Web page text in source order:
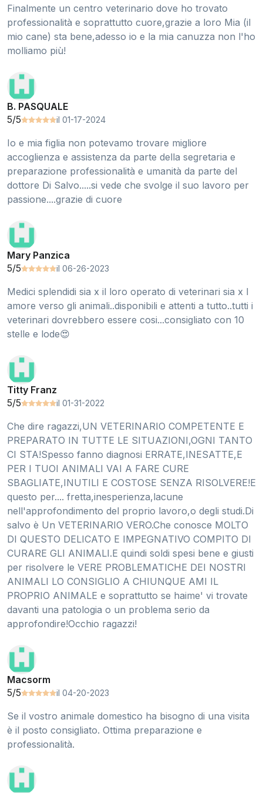
Finalmente un centro veterinario dove ho trovato
professionalità e soprattutto cuore,grazie a loro Mia (il
mio cane) sta bene,adesso io e la mia canuzza non l'ho
molliamo più!
B. PASQUALE
5/5
il 01-17-2024
Io e mia figlia non potevamo trovare migliore
accoglienza e assistenza da parte della segretaria e
preparazione professionalità e umanità da parte del
dottore Di Salvo.....si vede che svolge il suo lavoro per
passione....grazie di cuore
Mary Panzica
5/5
il 06-26-2023
Medici splendidi sia x il loro operato di veterinari sia x l
amore verso gli animali..disponibili e attenti a tutto..tutti i
veterinari dovrebbero essere cosi...consigliato con 10
stelle e lode😍
Titty Franz
5/5
il 01-31-2022
Che dire ragazzi,UN VETERINARIO COMPETENTE E
PREPARATO IN TUTTE LE SITUAZIONI,OGNI TANTO
CI STA!Spesso fanno diagnosi ERRATE,INESATTE,E
PER I TUOI ANIMALI VAI A FARE CURE
SBAGLIATE,INUTILI E COSTOSE SENZA RISOLVERE!E
questo per.... fretta,inesperienza,lacune
nell'approfondimento del proprio lavoro,o degli studi.Di
salvo è Un VETERINARIO VERO.Che conosce MOLTO
DI QUESTO DELICATO E IMPEGNATIVO COMPITO DI
CURARE GLI ANIMALI.E quindi soldi spesi bene e giusti
per risolvere le VERE PROBLEMATICHE DEI NOSTRI
ANIMALI LO CONSIGLIO A CHIUNQUE AMI IL
PROPRIO ANIMALE e soprattutto se haime' vi trovate
davanti una patologia o un problema serio da
approfondire!Occhio ragazzi!
Macsorm
5/5
il 04-20-2023
Se il vostro animale domestico ha bisogno di una visita
è il posto consigliato. Ottima preparazione e
professionalità.